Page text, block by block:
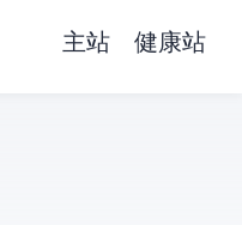
主站 健康站